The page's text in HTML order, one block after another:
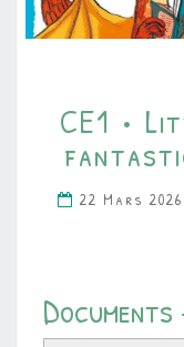
CE1 •
22 Mars 2026